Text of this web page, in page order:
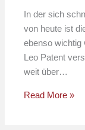
In der sich
von heute ist
ebenso wichtig
Leo Patent
weit über…
Read More »